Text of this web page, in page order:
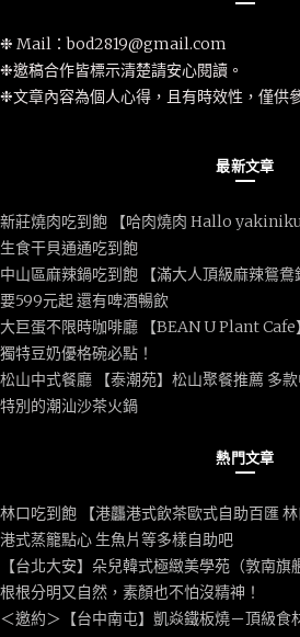
❉ Mail：bod2819@gmail.com
❉邀稿合作皆標示清楚請安心閱讀。
❉文章內容為個人心得，且有時效性，僅供
最新文章
新莊燒肉吃到飽 【哈肉燒肉 Hallo
生食干貝通通吃到飽
中山區麻辣鍋吃到飽 【滿大人頂級麻辣鴛
要599元起 還有啤酒暢飲
大巨蛋不限時咖啡廳 【BEAN U Plant
獨特豆奶優格碗必點！
松山中式餐廳 【泰潮苑】松山聚餐推薦 多
特別的潮汕沙茶火鍋
熱門文章
林口吃到飽 【港龘港式飲茶歐式自助百匯
港式蒸籠點心 生魚片等多樣自助吧
【台北大安】朵兒韓式極緻美學苑（敦南
根根分明又自然，素顏也不怕沒精神！
＜邀約＞【台中南屯】凱焱鐵板燒－頂級食